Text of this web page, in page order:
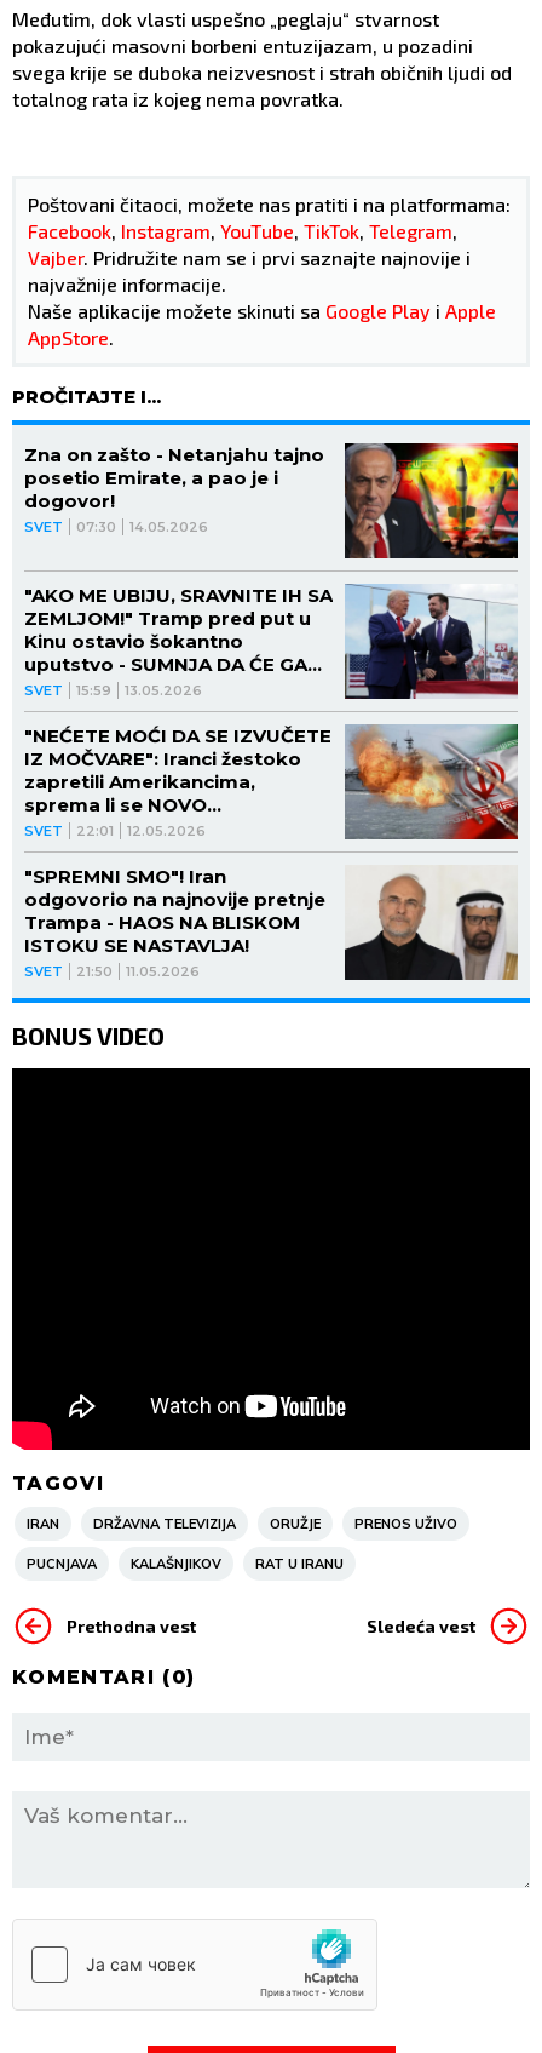
Međutim, dok vlasti uspešno „peglaju“ stvarnost
pokazujući masovni borbeni entuzijazam, u pozadini
svega krije se duboka neizvesnost i strah običnih ljudi od
totalnog rata iz kojeg nema povratka.
Poštovani čitaoci, možete nas pratiti i na platformama:
Facebook Instagram YouTube TikTok Telegram
Vajber. Pridružite nam se i prvi saznajte najnovije i
najvažnije informacije.
Naše aplikacije možete skinuti sa Google Play i Apple
AppStore
PROČITAJTE I...
SVET 07:30 14.05.2026
Zna on zašto - Netanjahu tajno
posetio Emirate, a pao je i
dogovor!
SVET 15:59 13.05.2026
"AKO ME UBIJU, SRAVNITE IH SA
ZEMLJOM!" Tramp pred put u
Kinu ostavio šokantno
uputstvo - SUMNJA DA ĆE GA
OTROVATI!
SVET 22:01 12.05.2026
"NEĆETE MOĆI DA SE IZVUČETE
IZ MOČVARE": Iranci žestoko
zapretili Amerikancima,
sprema li se NOVO
KRVOPROLIĆE?
SVET 21:50 11.05.2026
"SPREMNI SMO"! Iran
odgovorio na najnovije pretnje
Trampa - HAOS NA BLISKOM
ISTOKU SE NASTAVLJA!
BONUS VIDEO
TAGOVI
IRAN DRŽAVNA TELEVIZIJA ORUŽJE PRENOS UŽIVO
PUCNJAVA KALAŠNJIKOV RAT U IRANU
Prethodna vest Sledeća vest
KOMENTARI (0)